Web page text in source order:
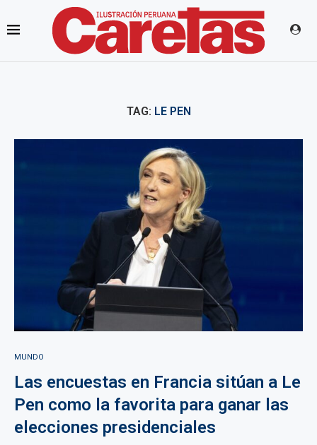
TAG: LE PEN
MUNDO
Las encuestas en Francia sitúan a Le
Pen como la favorita para ganar las
elecciones presidenciales